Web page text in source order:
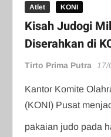
Atlet KONI
Kisah Judogi
Diserahkan di
Tirto Prima Putra
Kantor Komite
(KONI) Pusat
pakaian judo pada